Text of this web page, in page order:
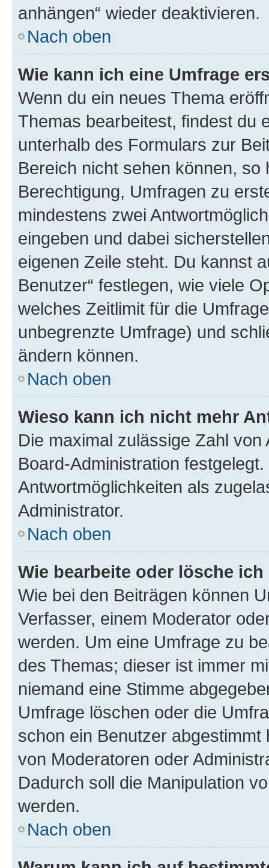
anhängen“ wieder deaktivieren.
Nach oben
Wie kann ich eine Umfrage
Wenn du ein neues Thema
Themas bearbeitest, findest du
unterhalb des Formulars zur
Bereich nicht sehen können,
Berechtigung, Umfragen zu
mindestens zwei
eingeben und dabei
eigenen Zeile steht. Du kannst
Benutzer“ festlegen, wie viele
welches Zeitlimit für die
unbegrenzte Umfrage) und
ändern können.
Nach oben
Wieso kann ich nicht mehr
Die maximal zulässige Zahl
Board-Administration
Antwortmöglichkeiten als
Administrator.
Nach oben
Wie bearbeite oder lösche
Wie bei den Beiträgen können
Verfasser, einem Moderator
werden. Um eine Umfrage zu
des Themas; dieser ist immer
niemand eine Stimme
Umfrage löschen oder die
schon ein Benutzer
von Moderatoren oder
Dadurch soll die Manipulation
werden.
Nach oben